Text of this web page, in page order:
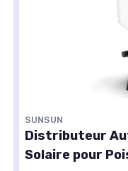
SUNSUN
Distributeur
Solaire pour